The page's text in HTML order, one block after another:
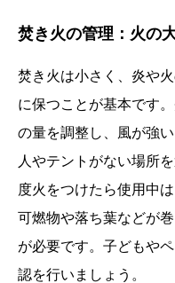
焚き火の管理：火の
焚き火は小さく、炎や
に保つことが基本です
の量を調整し、風が強
人やテントがない場所
度火をつけたら使用中
可燃物や落ち葉などが
が必要です。子どもや
認を行いましょう。